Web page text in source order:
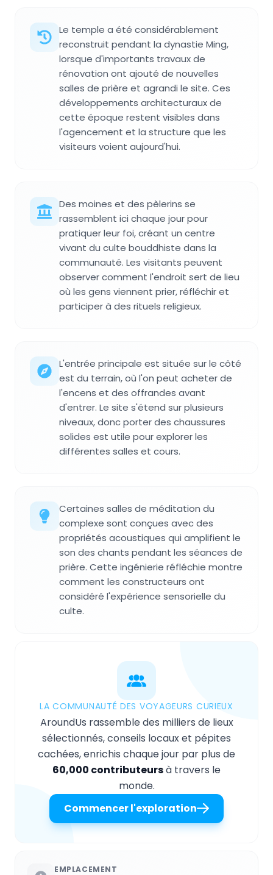
Le temple a été considérablement
reconstruit pendant la dynastie Ming,
lorsque d'importants travaux de
rénovation ont ajouté de nouvelles
salles de prière et agrandi le site. Ces
développements architecturaux de
cette époque restent visibles dans
l'agencement et la structure que les
visiteurs voient aujourd'hui.
Des moines et des pèlerins se
rassemblent ici chaque jour pour
pratiquer leur foi, créant un centre
vivant du culte bouddhiste dans la
communauté. Les visitants peuvent
observer comment l'endroit sert de lieu
où les gens viennent prier, réfléchir et
participer à des rituels religieux.
L'entrée principale est située sur le côté
est du terrain, où l'on peut acheter de
l'encens et des offrandes avant
d'entrer. Le site s'étend sur plusieurs
niveaux, donc porter des chaussures
solides est utile pour explorer les
différentes salles et cours.
Certaines salles de méditation du
complexe sont conçues avec des
propriétés acoustiques qui amplifient le
son des chants pendant les séances de
prière. Cette ingénierie réfléchie montre
comment les constructeurs ont
considéré l'expérience sensorielle du
culte.
LA COMMUNAUTÉ DES VOYAGEURS CURIEUX
AroundUs rassemble des milliers de lieux
sélectionnés, conseils locaux et pépites
cachées, enrichis chaque jour par plus de
60,000 contributeursà travers le
monde.
Commencer l'exploration
EMPLACEMENT